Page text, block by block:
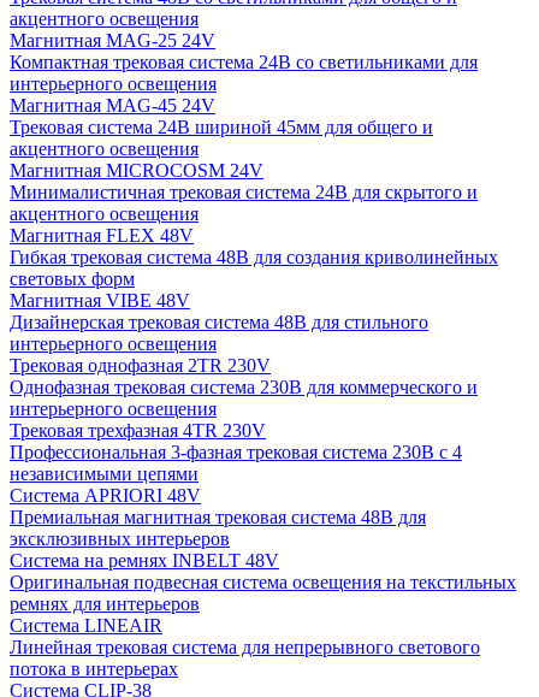
акцентного освещения
Магнитная MAG-25 24V
Компактная трековая система 24В со светильниками для
интерьерного освещения
Магнитная MAG-45 24V
Трековая система 24В шириной 45мм для общего и
акцентного освещения
Магнитная MICROCOSM 24V
Минималистичная трековая система 24В для скрытого и
акцентного освещения
Магнитная FLEX 48V
Гибкая трековая система 48В для создания криволинейных
световых форм
Магнитная VIBE 48V
Дизайнерская трековая система 48В для стильного
интерьерного освещения
Трековая однофазная 2TR 230V
Однофазная трековая система 230В для коммерческого и
интерьерного освещения
Трековая трехфазная 4TR 230V
Профессиональная 3-фазная трековая система 230В с 4
независимыми цепями
Система APRIORI 48V
Премиальная магнитная трековая система 48В для
эксклюзивных интерьеров
Система на ремнях INBELT 48V
Оригинальная подвесная система освещения на текстильных
ремнях для интерьеров
Система LINEAIR
Линейная трековая система для непрерывного светового
потока в интерьерах
Система CLIP-38